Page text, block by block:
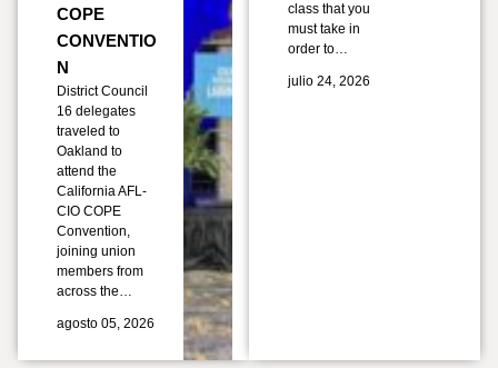
COPE
CONVENTIO
N
District Council
16 delegates
traveled to
Oakland to
attend the
California AFL-
CIO COPE
Convention,
joining union
members from
across the…
agosto 05, 2026
class that you
must take in
order to…
julio 24, 2026